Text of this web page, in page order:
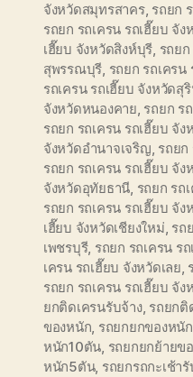
จังหวัดสมุทรสาคร, รถยก
รถยก รถเครน รถเฮี๊ยบ จั
เฮี๊ยบ จังหวัดสิงห์บุรี, รถย
สุพรรณบุรี, รถยก รถเคร
รถเครน รถเฮี๊ยบ จังหวัดสุ
จังหวัดหนองคาย, รถยก ร
รถยก รถเครน รถเฮี๊ยบ จัง
จังหวัดอำนาจเจริญ, รถยก
รถยก รถเครน รถเฮี๊ยบ จั
จังหวัดอุทัยธานี, รถยก รถ
รถยก รถเครน รถเฮี๊ยบ จัง
เฮี๊ยบ จังหวัดเชียงใหม่, รถ
เพชรบุรี, รถยก รถเครน ร
เครน รถเฮี๊ยบ จังหวัดเลย,
รถยก รถเครน รถเฮี๊ยบ จั
ยกติดเครนรับจ้าง, รถยกติ
ของหนัก, รถยกยกของหนั
หนัก10ตัน, รถยกยกย้ายข
หนัก5ตัน, รถยกรถกะเช้า